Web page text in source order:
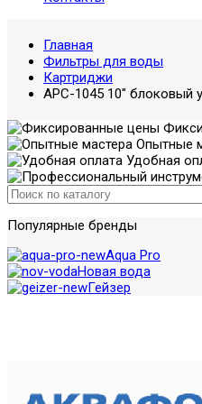
Главная
Фильтры для воды
Картриджи
APC-1045 10" блоковый
Опытные
Удобная
Популярные бренды
Aqua Pro
Новая вода
Гейзер